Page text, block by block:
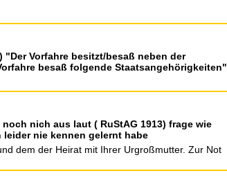
Vorfahre besitzt/besaß neben der
besaß folgende Staatsangehörigkeiten"
nich aus laut ( RuStAG 1913) frage wie
nie kennen gelernt habe
dem der Heirat mit Ihrer Urgroßmutter. Zur Not